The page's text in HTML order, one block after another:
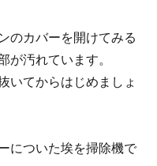
のカバーを開けてみる
が汚れています。
いてからはじめましょ
についた埃を掃除機で